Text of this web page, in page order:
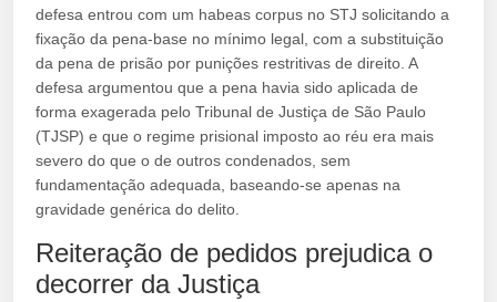
defesa entrou com um habeas corpus no STJ solicitando a
fixação da pena-base no mínimo legal, com a substituição
da pena de prisão por punições restritivas de direito. A
defesa argumentou que a pena havia sido aplicada de
forma exagerada pelo Tribunal de Justiça de São Paulo
(TJSP) e que o regime prisional imposto ao réu era mais
severo do que o de outros condenados, sem
fundamentação adequada, baseando-se apenas na
gravidade genérica do delito.
Reiteração de pedidos prejudica o
decorrer da Justiça